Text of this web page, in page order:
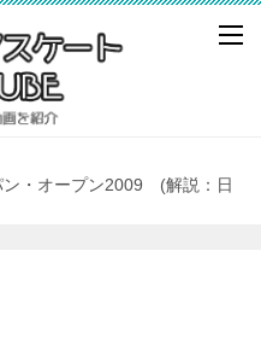
・オープン2009 (解説：日